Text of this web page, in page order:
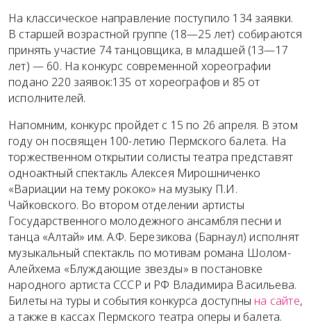
На классическое направление поступило 134 заявки.
В старшей возрастной группе (18—25 лет) собираются
принять участие 74 танцовщика, в младшей (13—17
лет) — 60. На конкурс современной хореографии
подано 220 заявок:135 от хореографов и 85 от
исполнителей.
Напомним, конкурс пройдет с 15 по 26 апреля. В этом
году он посвящен 100-летию Пермского балета. На
торжественном открытии солисты театра представят
одноактный спектакль Алексея Мирошниченко
«Вариации на тему рококо» на музыку П.И.
Чайковского. Во втором отделении артисты
Государственного молодежного ансамбля песни и
танца «Алтай» им. А.Ф. Березикова (Барнаул) исполнят
музыкальный спектакль по мотивам романа Шолом-
Алейхема «Блуждающие звезды» в постановке
народного артиста СССР и РФ Владимира Васильева.
Билеты на туры и события конкурса доступны на сайте,
а также в кассах Пермского театра оперы и балета.